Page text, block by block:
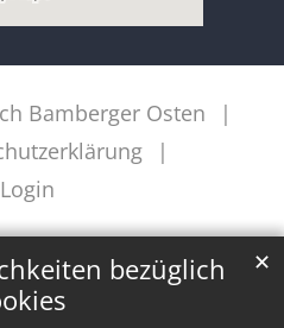
bezüglich
✕
Bamberger Osten
Login